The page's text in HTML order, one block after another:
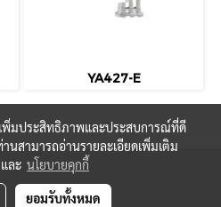
YA427-E
พิ่มประสิทธิภาพและประสบการณ์ที่ดี
นสามารถอ่านรายละเอียดเพิ่มเติม
และ นโยบายคุกกี้
ยอมรับทั้งหมด